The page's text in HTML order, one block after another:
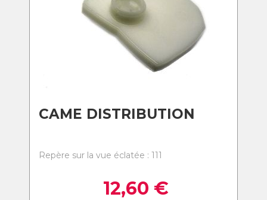
CAME DISTRIBUTION
Repère sur la vue éclatée : 111
12,60 €